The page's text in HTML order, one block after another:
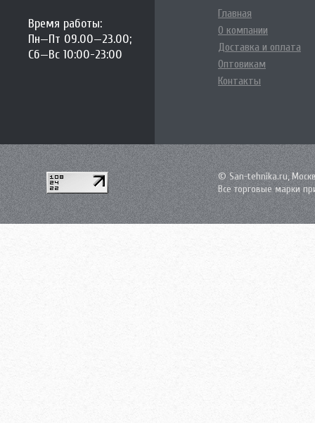
Время работы:
Пн—Пт 09.00—23.00;
Сб—Вс 10:00-23:00
Главная
О компании
Доставка и оплата
Оптовикам
Контакты
© San-tehnika.ru,
Все торговые марки